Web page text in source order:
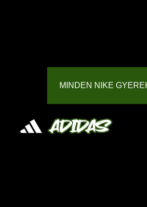
MINDEN NIKE